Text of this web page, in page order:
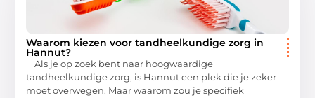
Waarom kiezen voor tandheelkundige zorg in
Hannut?
Als je op zoek bent naar hoogwaardige
tandheelkundige zorg, is Hannut een plek die je zeker
moet overwegen. Maar waarom zou je specifiek